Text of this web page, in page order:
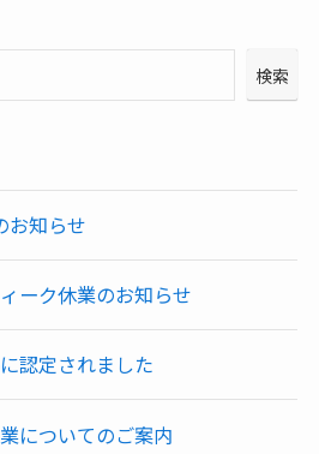
検索
お知らせ
ーク休業のお知らせ
認定されました
についてのご案内